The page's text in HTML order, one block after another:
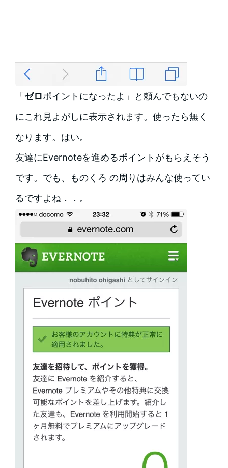
「 ゼロポイントになったよ」と頼んでもないの
にこれ見よがしに表示されます。使ったら無く
なります。はい。
友達にEvernoteを進めるポイントがもらえそう
です。でも、ものくろ の周りはみんな使ってい
るですよね．．。